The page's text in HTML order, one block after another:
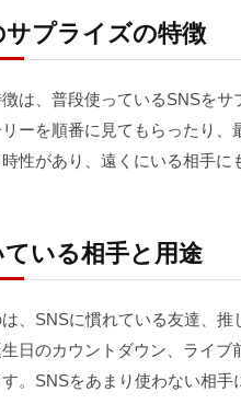
サプライズの特徴
は、普段使っているSNSを
ーを順番に見てもらったり
性があり、遠くにいる相手に
ている相手と用途
、SNSに慣れている友達、
日のカウントダウン、ライ
。SNSをあまり使わない相手